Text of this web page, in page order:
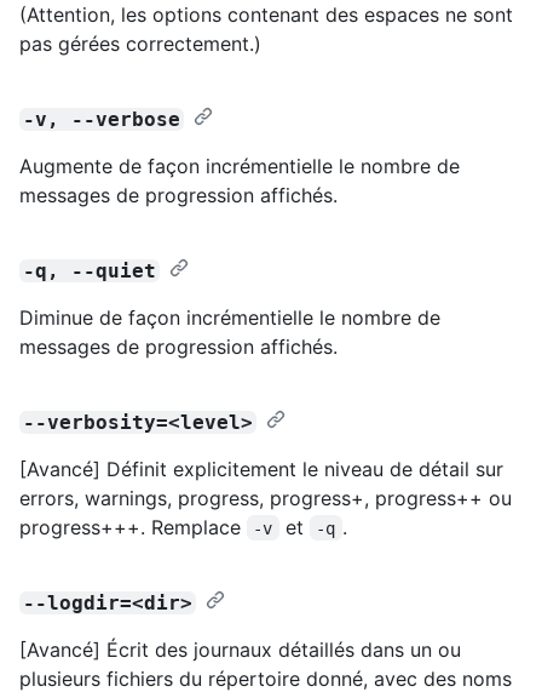
(Attention, les options contenant des espaces ne sont
pas gérées correctement.)
-v, --verbose
Augmente de façon incrémentielle le nombre de
messages de progression affichés.
-q, --quiet
Diminue de façon incrémentielle le nombre de
messages de progression affichés.
--verbosity=<level>
[Avancé] Définit explicitement le niveau de détail sur
errors, warnings, progress, progress+, progress++ ou
progress+++. Remplace
-v et -q .
--logdir=<dir>
[Avancé] Écrit des journaux détaillés dans un ou
plusieurs fichiers du répertoire donné, avec des noms